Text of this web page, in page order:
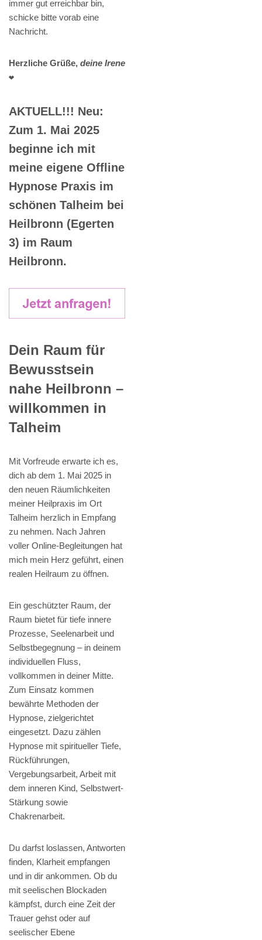
immer gut erreichbar bin,
schicke bitte vorab eine
Nachricht.
Herzliche Grüße, deine Irene
❤️
AKTUELL!!! Neu:
Zum 1. Mai 2025
beginne ich mit
meine eigene Offline
Hypnose Praxis im
schönen Talheim bei
Heilbronn (Egerten
3) im Raum
Heilbronn.
Dein Raum für
Bewusstsein
nahe Heilbronn –
willkommen in
Talheim
Mit Vorfreude erwarte ich es,
dich ab dem 1. Mai 2025 in
den neuen Räumlichkeiten
meiner Heilpraxis im Ort
Talheim herzlich in Empfang
zu nehmen. Nach Jahren
voller Online-Begleitungen hat
mich mein Herz geführt, einen
realen Heilraum zu öffnen.
Ein geschützter Raum, der
Raum bietet für tiefe innere
Prozesse, Seelenarbeit und
Selbstbegegnung – in deinem
individuellen Fluss,
vollkommen in deiner Mitte.
Zum Einsatz kommen
bewährte Methoden der
Hypnose, zielgerichtet
eingesetzt. Dazu zählen
Hypnose mit spiritueller Tiefe,
Rückführungen,
Vergebungsarbeit, Arbeit mit
dem inneren Kind, Selbstwert-
Stärkung sowie
Chakrenarbeit.
Du darfst loslassen, Antworten
finden, Klarheit empfangen
und in dir ankommen. Ob du
mit seelischen Blockaden
kämpfst, durch eine Zeit der
Trauer gehst oder auf
seelischer Ebene